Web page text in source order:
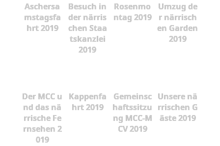
Aschersa
mstagsfa
hrt 2019
Besuch in
der närris
chen Staa
tskanzlei
2019
Rosenmo
ntag 2019
Umzug de
r närrisch
en Garden
2019
Der MCC u
nd das nä
rrische Fe
rnsehen 2
019
Kappenfa
hrt 2019
Gemeinsc
haftssitzu
ng MCC-M
CV 2019
Unsere nä
rrischen G
äste 2019